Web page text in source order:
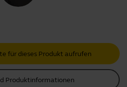
für dieses Produkt aufrufen
Produktinformationen